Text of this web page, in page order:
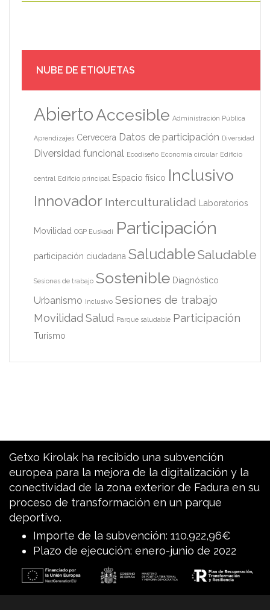
NUBE DE ETIQUETAS
AbiertoAccesible Administración Pública
Aprendizajes Cervecera Datos de participación Diversidad
Diversidad funcional Ecodiseño Economía circular Edificio
central Edificio principal Espacio físico Inclusivo
Innovador Interculturalidad Laboratorios
Movilidad OGP Euskadi Participación
participación ciudadana SaludableSaludable
Sesiones de trabajo Sostenible Diagnóstico
Urbanismo Inclusivo Sesiones de trabajo
Movilidad Salud Parque saludable Participación
Turismo
Getxo Kirolak ha recibido una subvención
europea para la mejora de la digitalización y la
conectividad de la zona exterior de Fadura en su
proceso de transformación en un parque
deportivo.
Importe de la subvención: 110.922,96€
Plazo de ejecución: enero-junio de 2022